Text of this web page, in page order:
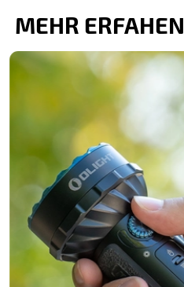
MEHR ERFAHEN